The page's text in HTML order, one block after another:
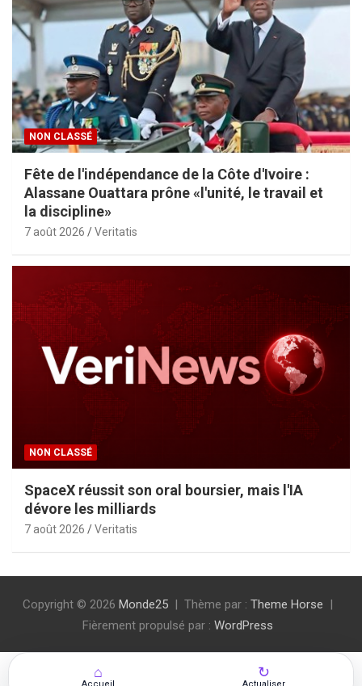
NON CLASSÉ
Fête de l'indépendance de la Côte d'Ivoire :
Alassane Ouattara prône «l'unité, le travail et
la discipline»
7 août 2026 Veritatis
NON CLASSÉ
SpaceX réussit son oral boursier, mais l'IA
dévore les milliards
7 août 2026 Veritatis
Copyright © 2026 Monde25 Thème par : Theme Horse
Fièrement propulsé par : WordPress
⌂ ↻